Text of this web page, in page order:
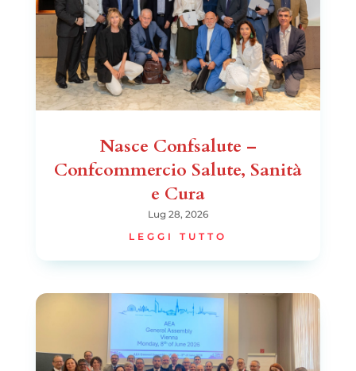
Nasce Confsalute –
Confcommercio Salute, Sanità
e Cura
Lug 28, 2026
LEGGI TUTTO